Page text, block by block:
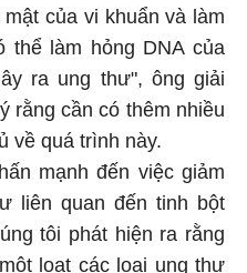
của vi khuẩn và làm
thể làm hỏng DNA của
ra ung thư", ông giải
rằng cần có thêm nhiều
về quá trình này.
mạnh đến việc giảm
liên quan đến tinh bột
tôi phát hiện ra rằng
loạt các loại ung thư